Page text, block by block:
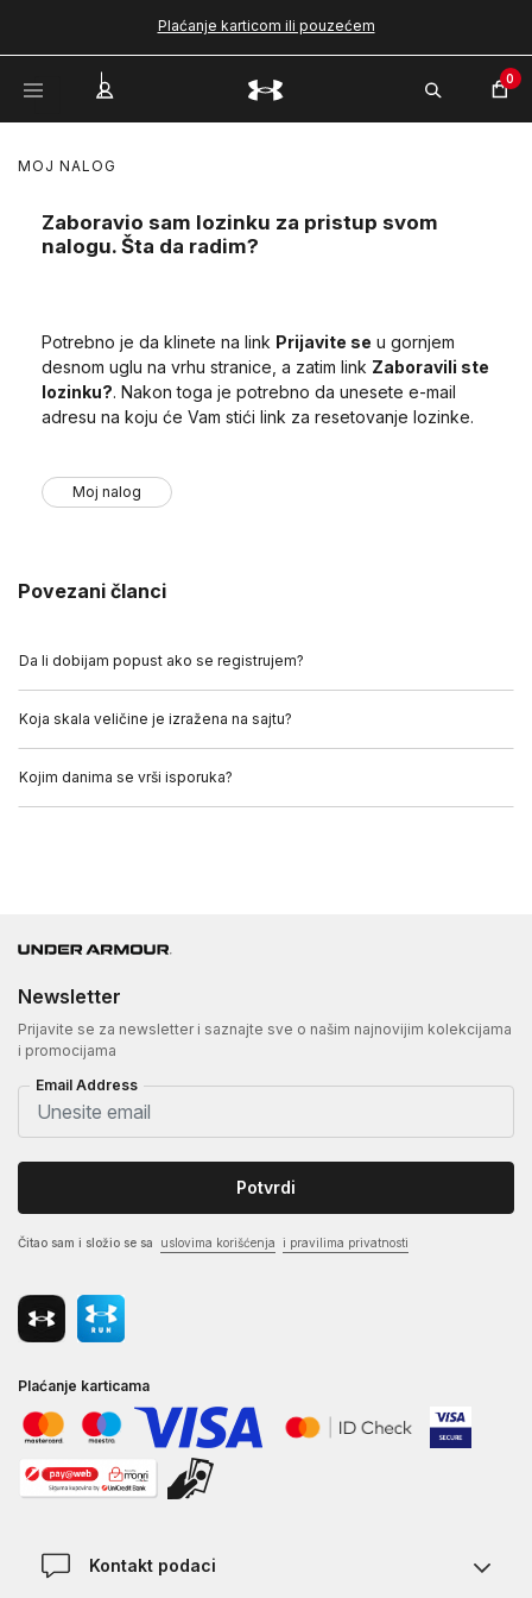
Plaćanje karticom ili pouzećem
0
MOJ NALOG
Zaboravio sam lozinku za pristup svom
nalogu. Šta da radim?
Potrebno je da klinete na link Prijavite se u gornjem
desnom uglu na vrhu stranice, a zatim link Zaboravili ste
lozinku?. Nakon toga je potrebno da unesete e-mail
adresu na koju će Vam stići link za resetovanje lozinke.
Moj nalog
Povezani članci
Da li dobijam popust ako se registrujem?
Koja skala veličine je izražena na sajtu?
Kojim danima se vrši isporuka?
Newsletter
Prijavite se za newsletter i saznajte sve o našim najnovijim kolekcijama
i promocijama
Email Address
Potvrdi
Čitao sam i složio se sa uslovima korišćenja i pravilima privatnosti
Plaćanje karticama
Kontakt podaci